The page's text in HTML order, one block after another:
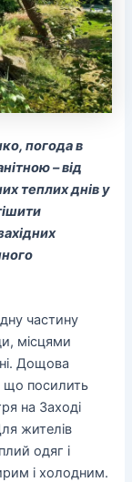
погода в
– від
теплих днів у
частину
місцями
Дощова
що посилить
на Заході
жителів
одяг і
і холодним.